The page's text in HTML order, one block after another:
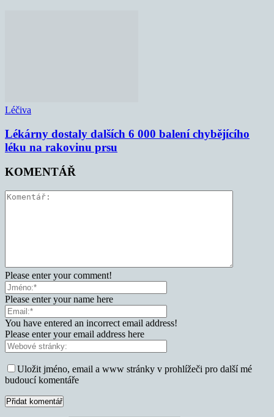
Léčiva
Lékárny dostaly dalších 6 000 balení chybějícího
léku na rakovinu prsu
KOMENTÁŘ
Please enter your comment!
Please enter your name here
You have entered an incorrect email address!
Please enter your email address here
Uložit jméno, email a www stránky v prohlížeči pro další mé
budoucí komentáře